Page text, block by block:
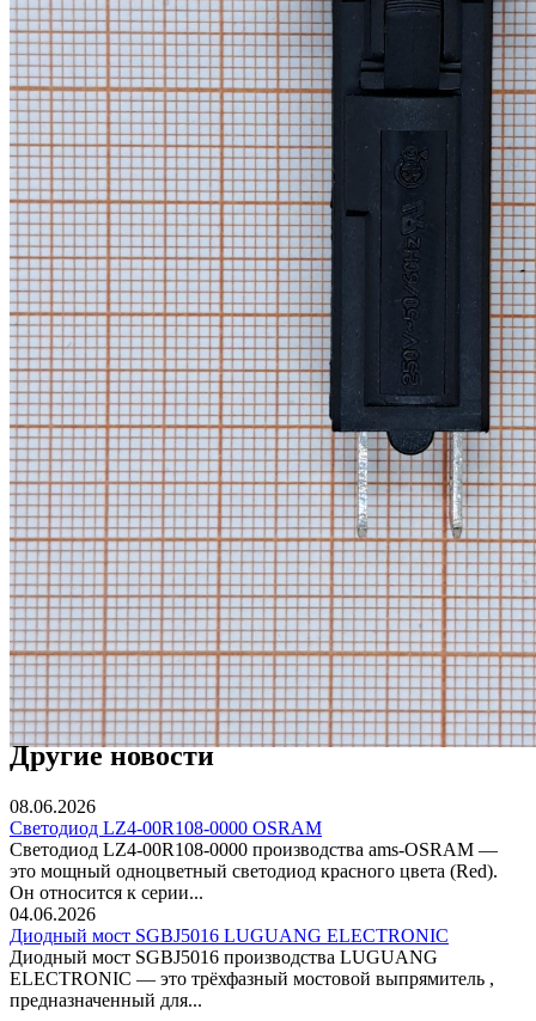
Другие новости
08.06.2026
Светодиод LZ4-00R108-0000 OSRAM
Светодиод LZ4-00R108-0000 производства ams-OSRAM —
это мощный одноцветный светодиод красного цвета (Red).
Он относится к серии...
04.06.2026
Диодный мост SGBJ5016 LUGUANG ELECTRONIC
Диодный мост SGBJ5016 производства LUGUANG
ELECTRONIC — это трёхфазный мостовой выпрямитель ,
предназначенный для...